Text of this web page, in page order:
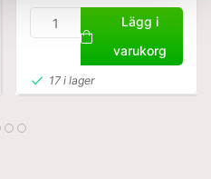
Lägg i
varukorg
17 i lager